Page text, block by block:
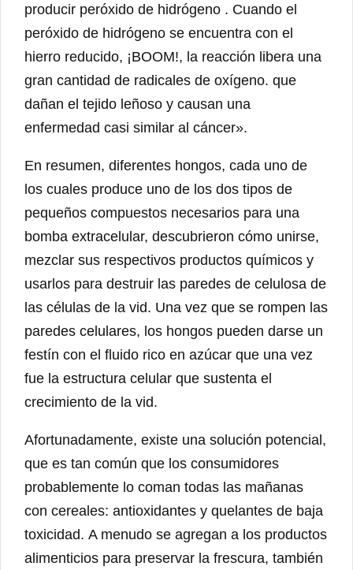
producir peróxido de hidrógeno . Cuando el
peróxido de hidrógeno se encuentra con el
hierro reducido, ¡BOOM!, la reacción libera una
gran cantidad de radicales de oxígeno. que
dañan el tejido leñoso y causan una
enfermedad casi similar al cáncer».
En resumen, diferentes hongos, cada uno de
los cuales produce uno de los dos tipos de
pequeños compuestos necesarios para una
bomba extracelular, descubrieron cómo unirse,
mezclar sus respectivos productos químicos y
usarlos para destruir las paredes de celulosa de
las células de la vid. Una vez que se rompen las
paredes celulares, los hongos pueden darse un
festín con el fluido rico en azúcar que una vez
fue la estructura celular que sustenta el
crecimiento de la vid.
Afortunadamente, existe una solución potencial,
que es tan común que los consumidores
probablemente lo coman todas las mañanas
con cereales: antioxidantes y quelantes de baja
toxicidad. A menudo se agregan a los productos
alimenticios para preservar la frescura, también